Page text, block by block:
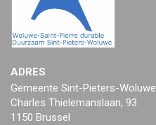
ADRES
Gemeente Sint-Pieters-Woluwe
Charles Thielemanslaan, 93
1150 Brussel